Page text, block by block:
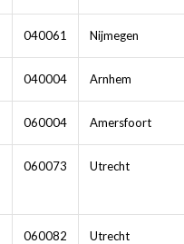
040061 Nijmegen
040004 Arnhem
060004 Amersfoort
060073 Utrecht
060082 Utrecht